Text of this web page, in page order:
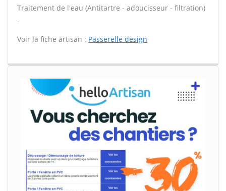
Traitement de l'eau (Antitartre - adoucisseur - filtration)
-
Voir la fiche artisan : Passerelle design